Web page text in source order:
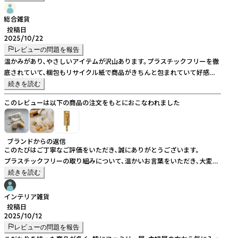
今後もご満足いただける商品・サービスの提供に努めてまいります。
引き続きどうぞよろしくお願い申し上げます。
総合雑貨
投稿日
2025/10/22
レビューの問題を報告
温かみがあり、やさしいアイテムが沢山あります。プラスチックフリーを徹
底されていて、梱包もリサイクル紙で商品がきちんと包まれていて好感が
もてます。オープンしたてで在庫を沢山持てませんが、今後も商品数を増や
していきたいと思います。
続きを読む
このレビューは以下の商品の注文をもとにおこなわれました
ブランドからの返信
このたびはご丁寧なご評価をいただき、誠にありがとうございます。
プラスチックフリーの取り組みについて、温かいお言葉をいただき、大変嬉
しく存じます。
今後もご満足いただける商品・サービスの提供に努めてまいります。
引き続きどうぞよろしくお願い申し上げます。
続きを読む
インテリア雑貨
投稿日
2025/10/12
レビューの問題を報告